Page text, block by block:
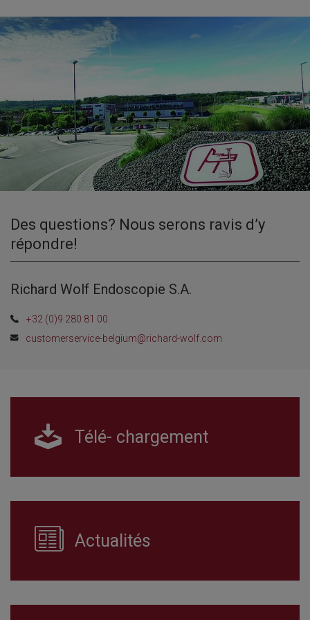
Des questions? Nous serons ravis d’y
répondre!
Richard Wolf Endoscopie S.A.
+32 (0)9 280 81 00
customerservice-belgium@richard-wolf.com
Télé- chargement
Actualités